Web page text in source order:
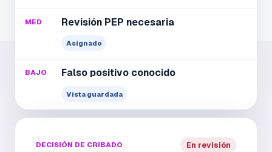
MED Revisión PEP necesaria
Asignado
BAJO Falso positivo conocido
Vista guardada
DECISIÓN DE CRIBADO En revisión